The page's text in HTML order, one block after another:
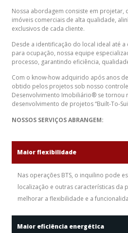
Nossa abordagem consiste em projetar,
imóveis comerciais de alta qualidade,
exclusivos de cada cliente.
Desde a identificação do local ideal até
para ocupação, nossa equipe
processo, garantindo eficiência,
Com o know-how adquirido após anos
obtido pelos projetos sob nosso
Desenvolvimento Imobiliário® se tornou
desenvolvimento de projetos “Built-To-
NOSSOS SERVIÇOS ABRANGEM:
Maior flexibilidade
Nas operações BTS, o inquilino pode
localização e outras características da
melhorar a flexibilidade e a
Maior eficiência energética